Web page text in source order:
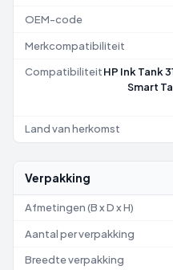
OEM-code
Merkcompatibiliteit
CompatibiliteitHP Ink Tank
Smart
Land van herkomst
Verpakking
Afmetingen (B x D x H)
Aantal per verpakking
Breedte verpakking